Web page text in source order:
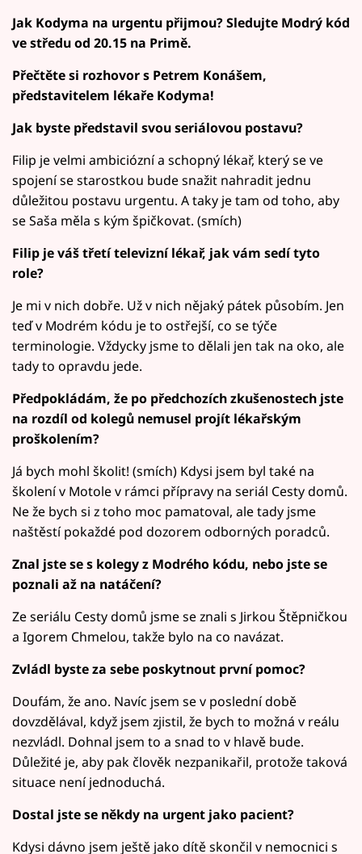
Jak Kodyma na urgentu přijmou? Sledujte Modrý kód
ve středu od 20.15 na Primě.
Přečtěte si rozhovor s Petrem Konášem,
představitelem lékaře Kodyma!
Jak byste představil svou seriálovou postavu?
Filip je velmi ambiciózní a schopný lékař, který se ve
spojení se starostkou bude snažit nahradit jednu
důležitou postavu urgentu. A taky je tam od toho, aby
se Saša měla s kým špičkovat. (smích)
Filip je váš třetí televizní lékař, jak vám sedí tyto
role?
Je mi v nich dobře. Už v nich nějaký pátek působím. Jen
teď v Modrém kódu je to ostřejší, co se týče
terminologie. Vždycky jsme to dělali jen tak na oko, ale
tady to opravdu jede.
Předpokládám, že po předchozích zkušenostech jste
na rozdíl od kolegů nemusel projít lékařským
proškolením?
Já bych mohl školit! (smích) Kdysi jsem byl také na
školení v Motole v rámci přípravy na seriál Cesty domů.
Ne že bych si z toho moc pamatoval, ale tady jsme
naštěstí pokaždé pod dozorem odborných poradců.
Znal jste se s kolegy z Modrého kódu, nebo jste se
poznali až na natáčení?
Ze seriálu Cesty domů jsme se znali s Jirkou Štěpničkou
a Igorem Chmelou, takže bylo na co navázat.
Zvládl byste za sebe poskytnout první pomoc?
Doufám, že ano. Navíc jsem se v poslední době
dovzdělával, když jsem zjistil, že bych to možná v reálu
nezvládl. Dohnal jsem to a snad to v hlavě bude.
Důležité je, aby pak člověk nezpanikařil, protože taková
situace není jednoduchá.
Dostal jste se někdy na urgent jako pacient?
Kdysi dávno jsem ještě jako dítě skončil v nemocnici s